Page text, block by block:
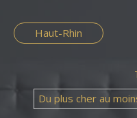
Haut-Rhin
Du plus cher au
de
bien
Type de bien